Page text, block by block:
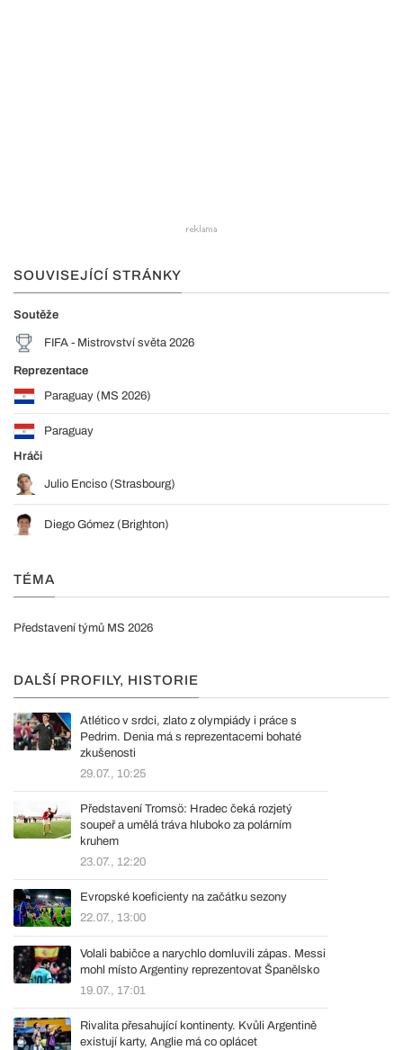
SOUVISEJÍCÍ STRÁNKY
Soutěže
FIFA - Mistrovství světa 2026
Reprezentace
Paraguay (MS 2026)
Paraguay
Hráči
Julio Enciso (Strasbourg)
Diego Gómez (Brighton)
TÉMA
Představení týmů MS 2026
DALŠÍ PROFILY, HISTORIE
Atlético v srdci, zlato z olympiády i práce s
Pedrim. Denia má s reprezentacemi bohaté
zkušenosti
29.07., 10:25
Představení Tromsö: Hradec čeká rozjetý
soupeř a umělá tráva hluboko za polárním
kruhem
23.07., 12:20
Evropské koeficienty na začátku sezony
22.07., 13:00
Volali babičce a narychlo domluvili zápas. Messi
mohl místo Argentiny reprezentovat Španělsko
19.07., 17:01
Rivalita přesahující kontinenty. Kvůli Argentině
existují karty, Anglie má co oplácet